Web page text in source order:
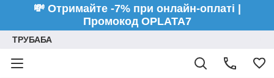
💸 Отримайте -7% при онлайн-оплаті |
Промокод OPLATA7
ТРУБАБА